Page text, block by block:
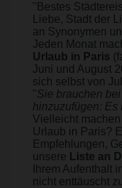
"Bestes
Liebe, Stadt der
an Synonymen
Jeden Monat
Urlaub in Paris
Juni und August
sich selbst von
"Sie brauchen
hinzuzufügen: Es
Vielleicht
Urlaub in Paris?
Empfehlungen,
unsere Liste an
Ihrem Aufenthalt
nicht enttäuscht